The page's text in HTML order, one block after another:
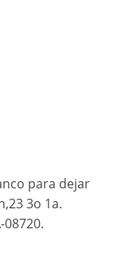
para dejar
3o 1a.
08720.